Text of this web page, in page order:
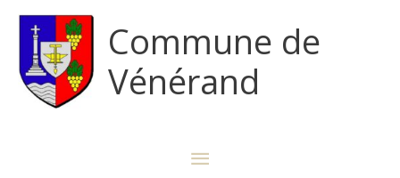
Commune de
Vénérand
MENU